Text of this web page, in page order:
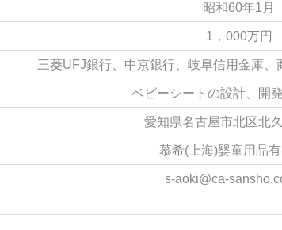
昭和60年1月
1，000万円
三菱UFJ銀行、中京銀行、岐阜信用金庫
ベビーシートの設計、開
愛知県名古屋市北区北
慕希(上海)婴童用品有
s-aoki@ca-